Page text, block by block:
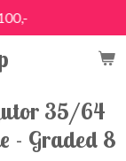
35/64
- Graded 8